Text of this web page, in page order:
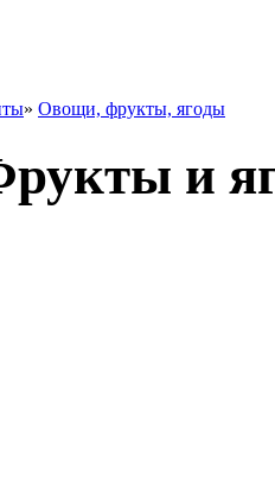
» Овощи, фрукты, ягоды
и